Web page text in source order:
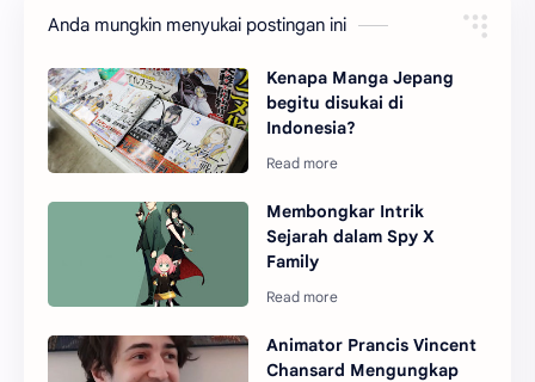
Anda mungkin menyukai postingan ini
Kenapa Manga Jepang
begitu disukai di
Indonesia?
Membongkar Intrik
Sejarah dalam Spy X
Family
Animator Prancis Vincent
Chansard Mengungkap